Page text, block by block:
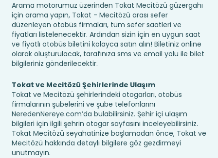
Arama motorumuz üzerinden Tokat Mecitözü güzergahı
için arama yapın, Tokat - Mecitözü arası sefer
düzenleyen otobüs firmaları, tüm sefer saatleri ve
fiyatları listelenecektir. Ardından sizin için en uygun saat
ve fiyatlı otobüs biletini kolayca satın alın! Biletiniz online
olarak oluşturulacak, tarafınıza sms ve email yolu ile bilet
bilgileriniz gönderilecektir.
Tokat ve Mecitözü Şehirlerinde Ulaşım
Tokat ve Mecitözü şehirlerindeki otogarları, otobüs
firmalarının şubelerini ve şube telefonlarını
NeredenNereye.com’da bulabilirsiniz. Şehir içi ulaşım
bilgileri için ilgili şehrin otogar sayfasını inceleyebilirsiniz.
Tokat Mecitözü seyahatinize başlamadan önce, Tokat ve
Mecitözü hakkında detaylı bilgilere göz gezdirmeyi
unutmayın.